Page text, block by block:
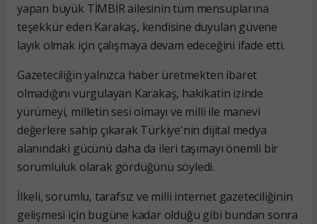
yapan büyük TİMBİR ailesinin tüm mensuplarına
teşekkür eden Karakaş, kendisine duyulan güvene
layık olmak için çalışmaya devam edeceğini ifade etti.
Gazeteciliğin yalnızca haber üretmekten ibaret
olmadığını vurgulayan Karakaş, hakikatin izinde
yürümeyi, milletin sesi olmayı ve milli ile manevi
değerlere sahip çıkarak Türkiye'nin dijital medya
alanındaki gücünü daha da ileri taşımayı önemli bir
sorumluluk olarak gördüğünü söyledi.
İlkeli, sorumlu, tarafsız ve milli internet gazeteciliğinin
gelişmesi için bugüne kadar olduğu gibi bundan sonra